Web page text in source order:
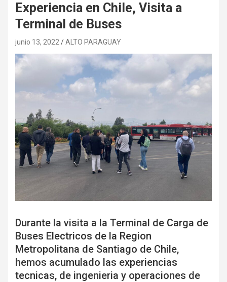
Experiencia en Chile, Visita a
Terminal de Buses
junio 13, 2022 ALTO PARAGUAY
Durante la visita a la Terminal de Carga de
Buses Electricos de la Region
Metropolitana de Santiago de Chile,
hemos acumulado las experiencias
tecnicas, de ingenieria y operaciones de